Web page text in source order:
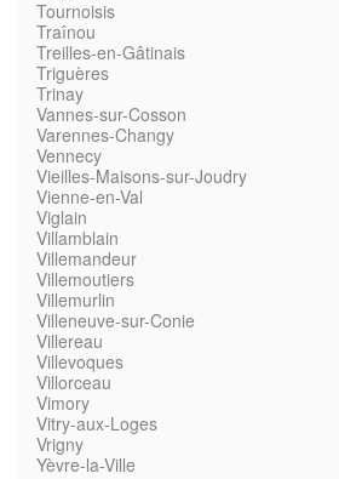
Tournoisis
Traînou
Treilles-en-Gâtinais
Triguères
Trinay
Vannes-sur-Cosson
Varennes-Changy
Vennecy
Vieilles-Maisons-sur-Joudry
Vienne-en-Val
Viglain
Villamblain
Villemandeur
Villemoutiers
Villemurlin
Villeneuve-sur-Conie
Villereau
Villevoques
Villorceau
Vimory
Vitry-aux-Loges
Vrigny
Yèvre-la-Ville